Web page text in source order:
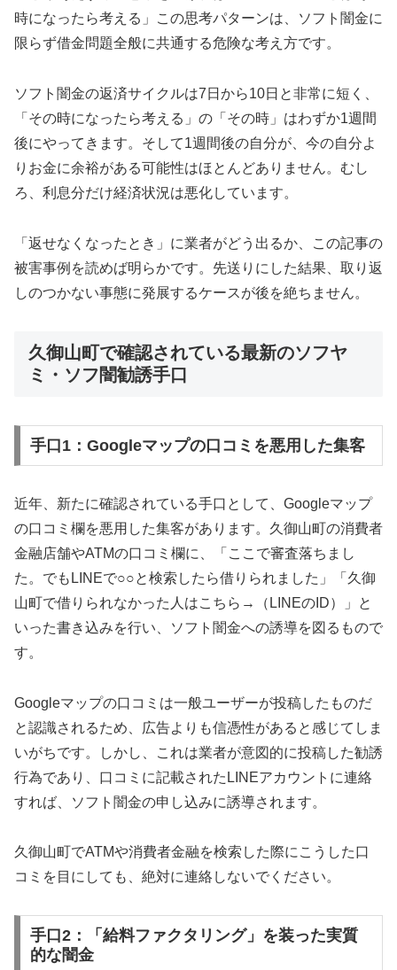
時になったら考える」この思考パターンは、ソフト闇金に
限らず借金問題全般に共通する危険な考え方です。
ソフト闇金の返済サイクルは7日から10日と非常に短く、
「その時になったら考える」の「その時」はわずか1週間
後にやってきます。そして1週間後の自分が、今の自分よ
りお金に余裕がある可能性はほとんどありません。むし
ろ、利息分だけ経済状況は悪化しています。
「返せなくなったとき」に業者がどう出るか、この記事の
被害事例を読めば明らかです。先送りにした結果、取り返
しのつかない事態に発展するケースが後を絶ちません。
久御山町で確認されている最新のソフヤ
ミ・ソフ闇勧誘手口
手口1：Googleマップの口コミを悪用した集客
近年、新たに確認されている手口として、Googleマップ
の口コミ欄を悪用した集客があります。久御山町の消費者
金融店舗やATMの口コミ欄に、「ここで審査落ちまし
た。でもLINEで○○と検索したら借りられました」「久御
山町で借りられなかった人はこちら→（LINEのID）」と
いった書き込みを行い、ソフト闇金への誘導を図るもので
す。
Googleマップの口コミは一般ユーザーが投稿したものだ
と認識されるため、広告よりも信憑性があると感じてしま
いがちです。しかし、これは業者が意図的に投稿した勧誘
行為であり、口コミに記載されたLINEアカウントに連絡
すれば、ソフト闇金の申し込みに誘導されます。
久御山町でATMや消費者金融を検索した際にこうした口
コミを目にしても、絶対に連絡しないでください。
手口2：「給料ファクタリング」を装った実質
的な闇金